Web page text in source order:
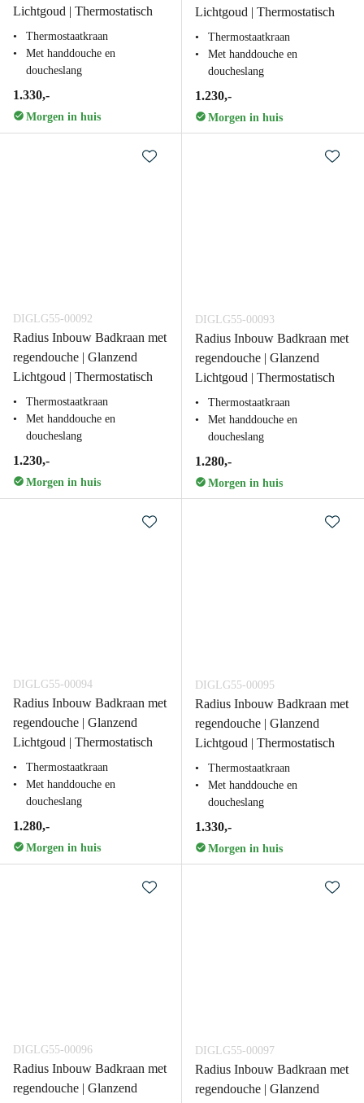
Lichtgoud | Thermostatisch
Thermostaatkraan
Met handdouche en
doucheslang
1.330,-
Morgen in huis
Lichtgoud | Thermostatisch
Thermostaatkraan
Met handdouche en
doucheslang
1.230,-
Morgen in huis
DIGLG55-00092
Radius Inbouw Badkraan met
regendouche | Glanzend
Lichtgoud | Thermostatisch
Thermostaatkraan
Met handdouche en
doucheslang
1.230,-
Morgen in huis
DIGLG55-00093
Radius Inbouw Badkraan met
regendouche | Glanzend
Lichtgoud | Thermostatisch
Thermostaatkraan
Met handdouche en
doucheslang
1.280,-
Morgen in huis
DIGLG55-00094
Radius Inbouw Badkraan met
regendouche | Glanzend
Lichtgoud | Thermostatisch
Thermostaatkraan
Met handdouche en
doucheslang
1.280,-
Morgen in huis
DIGLG55-00095
Radius Inbouw Badkraan met
regendouche | Glanzend
Lichtgoud | Thermostatisch
Thermostaatkraan
Met handdouche en
doucheslang
1.330,-
Morgen in huis
DIGLG55-00096
Radius Inbouw Badkraan met
regendouche | Glanzend
DIGLG55-00097
Radius Inbouw Badkraan met
regendouche | Glanzend